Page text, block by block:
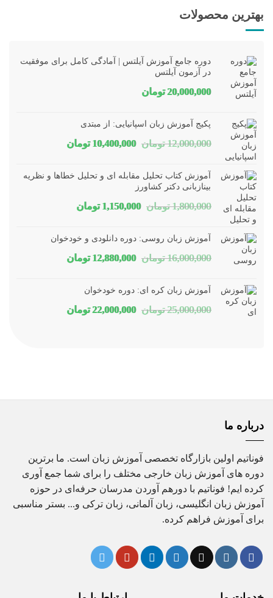
بهترین محصولات
دوره جامع آموزش آیلتس | آمادگی کامل برای موفقیت
در آزمون آیلتس
20,000,000 تومان
پکیج آموزش زبان اسپانیایی: از مبتدی
12,000,000 تومان قیمت
بود.
10,400,000 تومانقیمت
آموزش کتاب تحلیل مقابله ای و تحلیل خطاها و نظریه
بینازبانی دکتر کشاورز
1,800,000 تومان قیمت
1,150,000 تومانقیمت
آموزش زبان روسی: دوره دانلودی و خودخوان
16,000,000 تومان قیمت
12,880,000 تومانقیمت
آموزش زبان کره ای: دوره خودخوان
25,000,000 تومان قیمت
22,000,000 تومانقیمت
درباره ما
فوناتیم اولین بازارگاه تخصصی آموزش زبان است. ما برترین
دوره های آموزش زبان خارجی مختلف را برای شما جمع آوری
کرده ایم! فوناتیم با دورهم آوردن مدرسان حرفه‌ای در حوزه
آموزش زبان انگلیسی، زبان آلمانی، زبان ترکی و... بستر مناسبی
برای آموزش فراهم کرده.